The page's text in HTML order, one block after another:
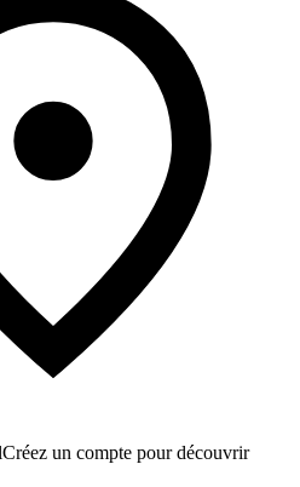
Créez un compte pour découvrir